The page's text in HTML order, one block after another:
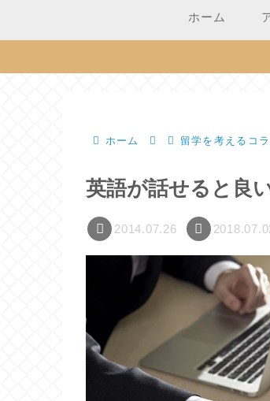
ホーム
ホーム 留学を考えるコ
英語が話せると良
2014.07.26